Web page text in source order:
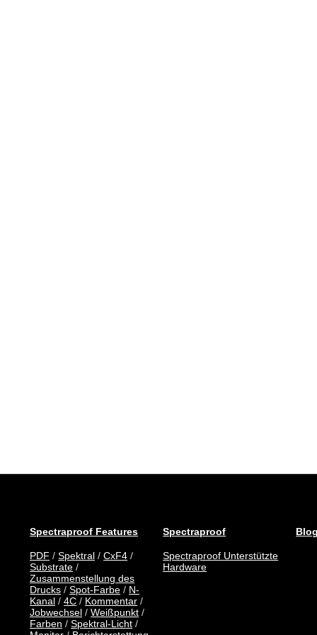
Spectraproof Features
PDF /Spektral /CxF4 /
Substrate /
Zusammenstellung des
Drucks /Spot-Farbe / N-
Kanal /4C / Kommentar /
Jobwechsel /Weißpunkt /
Farben /Spektral-Licht /
Spectraproof
Spectraproof Unterstützte
Hardware
Blog